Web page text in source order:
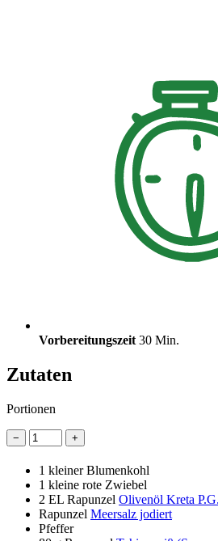
Vorbereitungszeit 30 Min.
Zutaten
Portionen
− +
1 kleiner Blumenkohl
1 kleine rote Zwiebel
2 EL Rapunzel Olivenöl Kreta
Rapunzel Meersalz jodiert
Pfeffer